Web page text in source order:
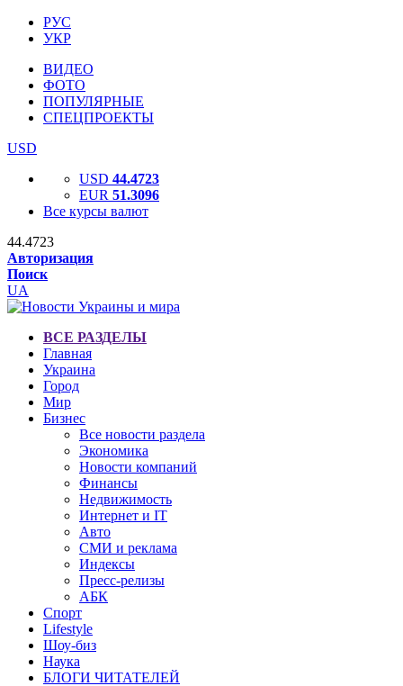
РУС
УКР
ВИДЕО
ФОТО
ПОПУЛЯРНЫЕ
СПЕЦПРОЕКТЫ
USD
USD 44.4723
EUR 51.3096
Все курсы валют
44.4723
Авторизация
Поиск
UA
ВСЕ РАЗДЕЛЫ
Главная
Украина
Город
Мир
Бизнес
Все новости раздела
Экономика
Новости компаний
Финансы
Недвижимость
Интернет и IT
Авто
СМИ и реклама
Индексы
Пресс-релизы
АБК
Спорт
Lifestyle
Шоу-биз
Наука
БЛОГИ ЧИТАТЕЛЕЙ